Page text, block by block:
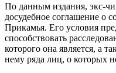
По данным издания, экс-
досудебное соглашение о
Прикамья. Его условия
способствовать
которого она является, а
нему ряда лиц, о которых